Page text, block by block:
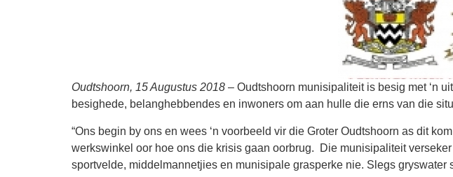
Oudtshoorn, 15 Augustus 2018 – Oudtshoorn munisipaliteit is besig met ‘n
besighede, belanghebbendes en inwoners om aan hulle die erns van die
“Ons begin by ons en wees ‘n voorbeeld vir die Groter Oudtshoorn as dit
werkswinkel oor hoe ons die krisis gaan oorbrug. Die munisipaliteit
sportvelde, middelmannetjies en munisipale grasperke nie. Slegs gryswater